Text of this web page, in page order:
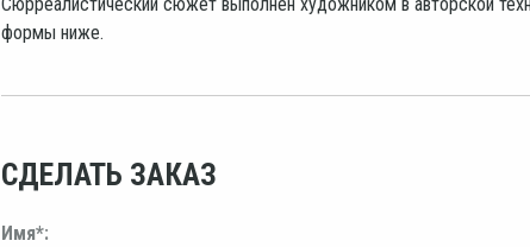
формы ниже.
СДЕЛАТЬ ЗАКАЗ
Имя*: